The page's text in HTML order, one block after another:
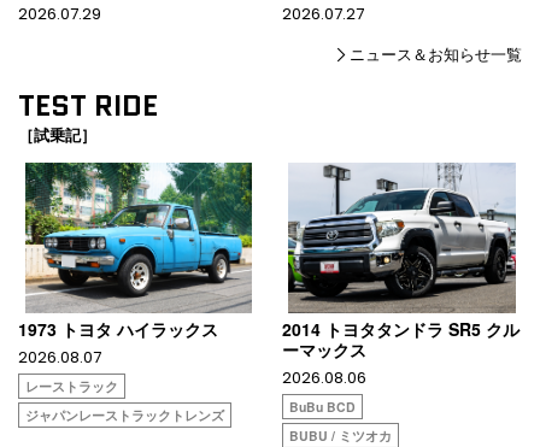
2026.07.29
2026.07.27
ニュース＆お知らせ一覧
TEST RIDE
［試乗記］
1973 トヨタ ハイラックス
2026.08.07
レーストラック
ジャパンレーストラックトレンズ
2014 トヨタタンドラ SR5 クル
ーマックス
2026.08.06
BuBu BCD
BUBU / ミツオカ